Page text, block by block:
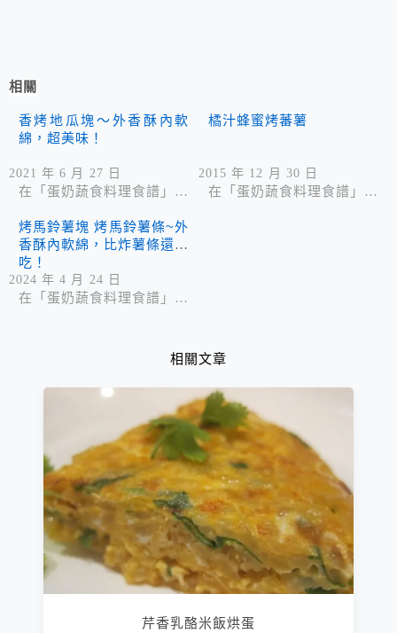
相關
香烤地瓜塊～外香酥內軟
綿，超美味！
2021 年 6 月 27 日
在「蛋奶蔬食料理食譜」中
橘汁蜂蜜烤蕃薯
2015 年 12 月 30 日
在「蛋奶蔬食料理食譜」中
烤馬鈴薯塊 烤馬鈴薯條~外
香酥內軟綿，比炸薯條還好
吃！
2024 年 4 月 24 日
在「蛋奶蔬食料理食譜」中
相關文章
芹香乳酪米飯烘蛋